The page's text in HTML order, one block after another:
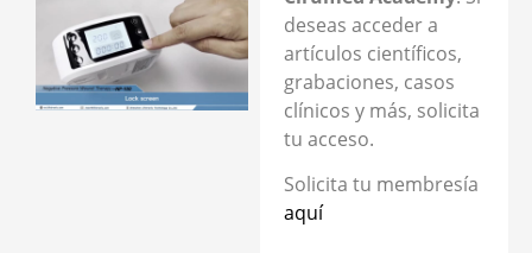
deseas acceder a
artículos científicos,
grabaciones, casos
clínicos y más, solicita
tu acceso.
Solicita tu membresía
aquí